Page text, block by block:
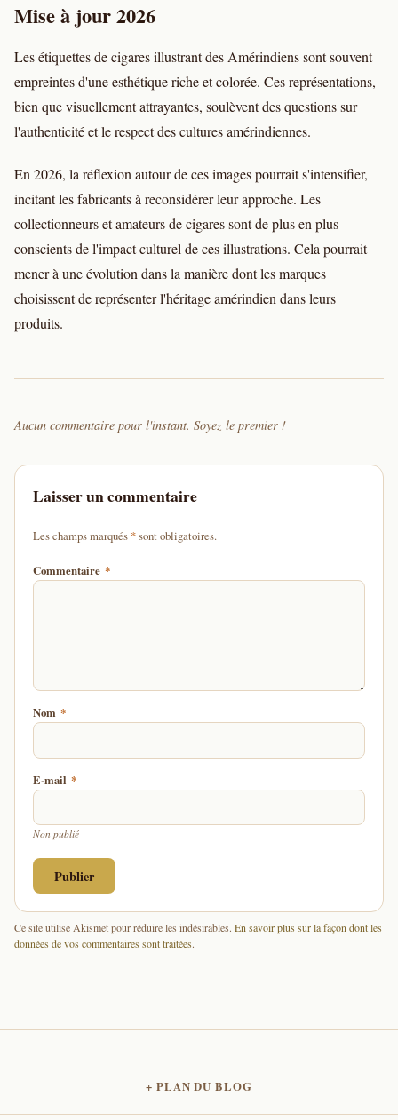
Mise à jour 2026
Les étiquettes de cigares illustrant des Amérindiens sont souvent
empreintes d'une esthétique riche et colorée. Ces représentations,
bien que visuellement attrayantes, soulèvent des questions sur
l'authenticité et le respect des cultures amérindiennes.
En 2026, la réflexion autour de ces images pourrait s'intensifier,
incitant les fabricants à reconsidérer leur approche. Les
collectionneurs et amateurs de cigares sont de plus en plus
conscients de l'impact culturel de ces illustrations. Cela pourrait
mener à une évolution dans la manière dont les marques
choisissent de représenter l'héritage amérindien dans leurs
produits.
Aucun commentaire pour l'instant. Soyez le premier !
Laisser un commentaire
Les champs marqués *d'un astérisque
sont obligatoires.
Commentaire *
Nom *
E-mail *
Non publié
Ce site utilise Akismet pour réduire les indésirables. En savoir plus sur la façon dont les
données de vos commentaires sont traitées.
PLAN DU BLOG